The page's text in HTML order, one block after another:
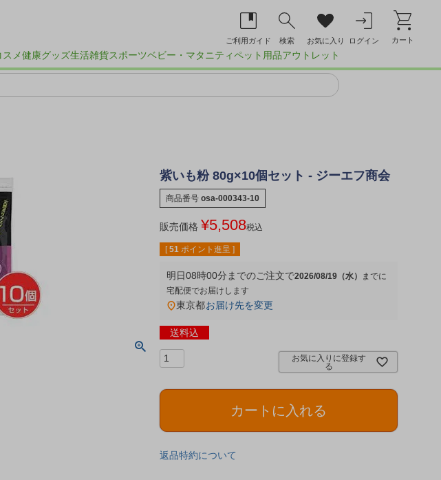
ご利用ガイド 検索 お気に入り ログイン カート
メ健康グッズ生活雑貨スポーツベビー・マタニティペット用品アウトレット
紫いも粉 80g×10個セット - ジーエフ商会
商品番号 osa-000343-10
販売価格 ¥5,508税込
[ 51 ポイント進呈 ]
明日08時00分までのご注文で2026/08/19（水）
宅配便
東京都お届け先を変更
送料込
お気に入りに登録す
る
カートに入れる
返品特約について